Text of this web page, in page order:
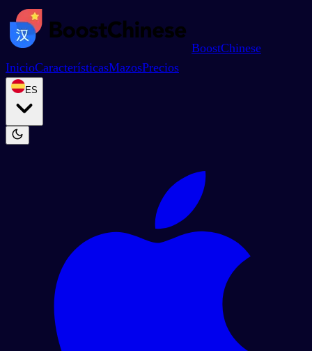
BoostChinese
InicioCaracterísticasMazosPrecios
ES